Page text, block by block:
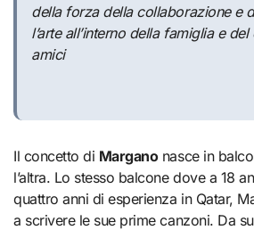
della forza della collaborazione e
l’arte all’interno della famiglia e
amici
Il concetto di Marganonasce in
l’altra. Lo stesso balcone dove a 18
quattro anni di esperienza in Qatar,
a scrivere le sue prime canzoni. Da